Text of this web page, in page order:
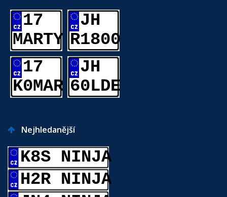
17
MARTY
JH
R1800
17
K0MAR
JH
60LDE
Nejhledanější
K8S NINJA
H2R NINJA